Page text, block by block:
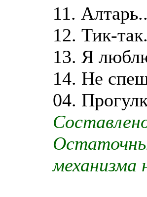
11.
12. Тик-
13. Я
14. Не
04.
механизма